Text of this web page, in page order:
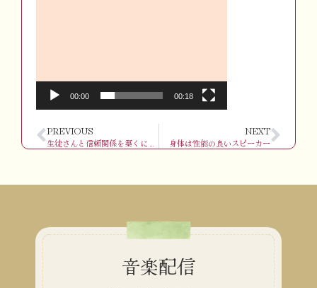
00:00 00:18
PREVIOUS NEXT
身体は性能の良いスピーカー
音楽配信